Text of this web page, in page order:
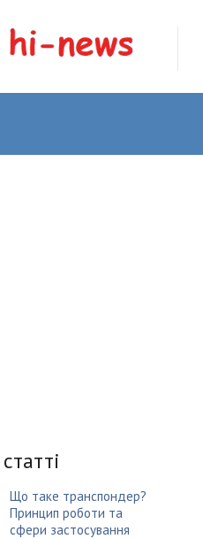
Що таке транспондер?
Принцип роботи та
сфери застосування